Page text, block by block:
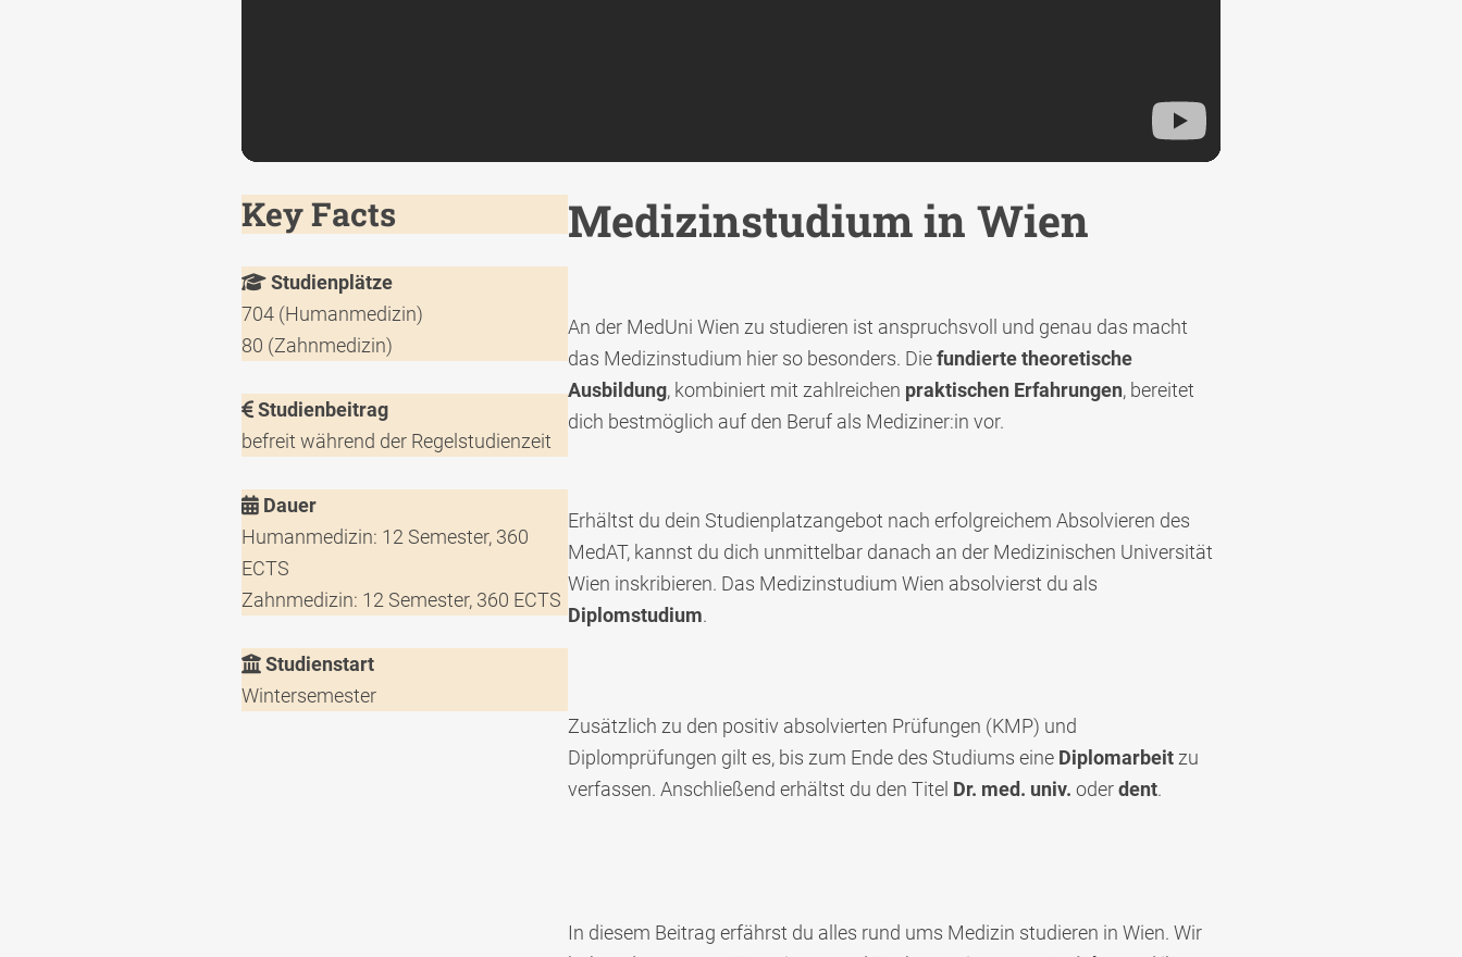
Key Facts
Studienplätze
704 (Humanmedizin)
80 (Zahnmedizin)
Studienbeitrag
befreit während der Regelstudienzeit
Dauer
Humanmedizin: 12 Semester, 360
ECTS
Zahnmedizin: 12 Semester, 360 ECTS
Studienstart
Wintersemester
Medizinstudium in Wien
An der MedUni Wien zu studieren ist anspruchsvoll und genau das macht
das Medizinstudium hier so besonders. Diefundierte theoretische
Ausbildung, kombiniert mit zahlreichen praktischen Erfahrungen, bereitet
dich bestmöglich auf den Beruf als Mediziner:in vor.
Erhältst du dein Studienplatzangebot nach erfolgreichem Absolvieren des
MedAT, kannst du dich unmittelbar danach an der Medizinischen Universität
Wien inskribieren. Das Medizinstudium Wien absolvierst du als
Diplomstudium.
Zusätzlich zu den positiv absolvierten Prüfungen (KMP) und
Diplomprüfungen gilt es, bis zum Ende des Studiums eine Diplomarbeitzu
verfassen. Anschließend erhältst du den Titel Dr. med. univ. oderdent.
In diesem Beitrag erfährst du alles rund ums Medizin studieren in Wien. Wir